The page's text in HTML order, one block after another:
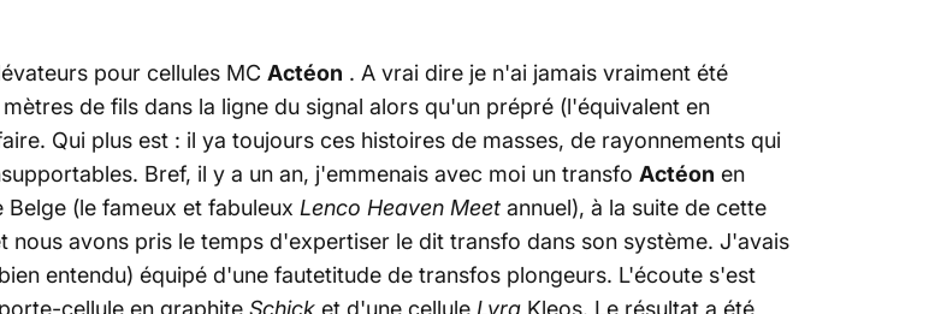
pour cellules MC Actéon . A vrai dire je n'ai jamais vraiment été
de fils dans la ligne du signal alors qu'un prépré (l'équivalent en
Qui plus est : il ya toujours ces histoires de masses, de rayonnements qui
Bref, il y a un an, j'emmenais avec moi un transfo Actéon en
(le fameux et fabuleux Lenco Heaven Meet annuel), à la suite de cette
nous avons pris le temps d'expertiser le dit transfo dans son système. J'avais
entendu) équipé d'une fautetitude de transfos plongeurs. L'écoute s'est
cellule en graphite Schick et d'une cellule Lyra Kleos. Le résultat a été